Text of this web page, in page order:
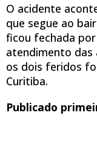
O acidente
que segue ao
ficou fechada
atendimento das
os dois feridos
Curitiba.
Publicado